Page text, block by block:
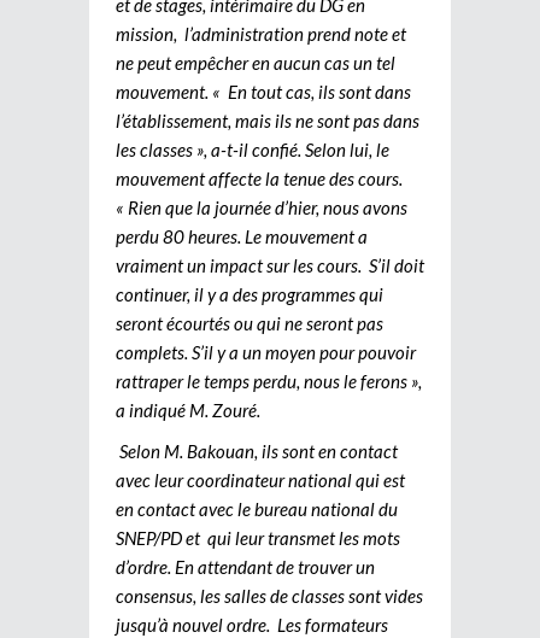
et de stages, intérimaire du DG en
mission, l’administration prend note et
ne peut empêcher en aucun cas un tel
mouvement. « En tout cas, ils sont dans
l’établissement, mais ils ne sont pas dans
les classes », a-t-il confié. Selon lui, le
mouvement affecte la tenue des cours.
« Rien que la journée d’hier, nous avons
perdu 80 heures. Le mouvement a
vraiment un impact sur les cours. S’il doit
continuer, il y a des programmes qui
seront écourtés ou qui ne seront pas
complets. S’il y a un moyen pour pouvoir
rattraper le temps perdu, nous le ferons »,
a indiqué M. Zouré.
Selon M. Bakouan, ils sont en contact
avec leur coordinateur national qui est
en contact avec le bureau national du
SNEP/PD et qui leur transmet les mots
d’ordre. En attendant de trouver un
consensus, les salles de classes sont vides
jusqu’à nouvel ordre. Les formateurs